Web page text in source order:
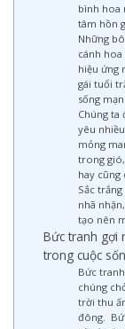
bình hoa
tâm hồn
Những
cánh
hiệu ứng
gái tuổi
sống
Chúng ta
yêu
mỏng
trong
hay cũng
Sắc
nhã
tạo nên
Bức tranh gợi
trong cuộc
Bức
chúng
trời thu
đông.